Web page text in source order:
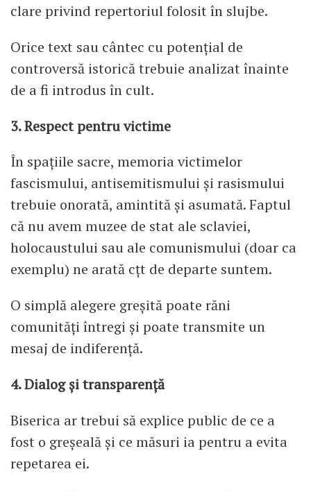
clare privind repertoriul folosit în slujbe.
Orice text sau cântec cu potențial de
controversă istorică trebuie analizat înainte
de a fi introdus în cult.
3. Respect pentru victime
În spațiile sacre, memoria victimelor
fascismului, antisemitismului și rasismului
trebuie onorată, amintită și asumată. Faptul
că nu avem muzee de stat ale sclaviei,
holocaustului sau ale comunismului (doar ca
exemplu) ne arată cțt de departe suntem.
O simplă alegere greșită poate răni
comunități întregi și poate transmite un
mesaj de indiferență.
4. Dialog și transparență
Biserica ar trebui să explice public de ce a
fost o greșeală și ce măsuri ia pentru a evita
repetarea ei.